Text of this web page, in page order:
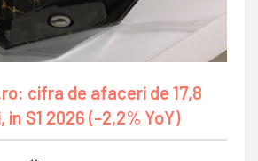
cifra de afaceri de 17,8
in S1 2026 (-2,2% YoY)